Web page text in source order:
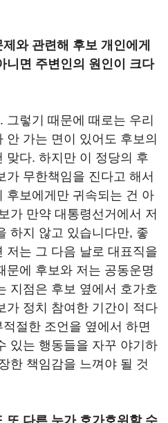
와 관련해 후보 개인에게
니면 주변인의 원인이 크다
렇기 때문에 때로는 우리
안 가는 면이 있어도 후보의
맞다. 하지만 이 정당의 후
가 무한책임을 진다고 해서
후보에게만 귀속되는 건 아
가 만약 대통령선거에서 저
하지 않고 있습니다만, 좋
저는 그 다음 날로 대표직을
문에 후보와 저는 공동운명
지점은 후보 옆에서 호가호
가 정치 참여한 기간이 적다
절한 조언을 옆에서 하면
있는 행동들을 자꾸 야기하
한 책임감을 느껴야 될 것
또 다른 누가 호가호위할 수